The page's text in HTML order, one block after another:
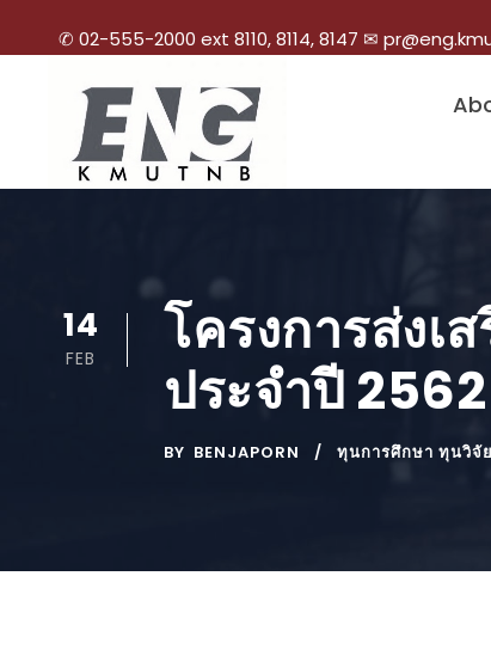
✆ 02-555-2000 ext 8110, 8114, 8147 ✉
14
FEB
โครงการส่งเ
ประจำปี 2562
BY BENJAPORN ทุนการศึกษา ทุนวิจัย